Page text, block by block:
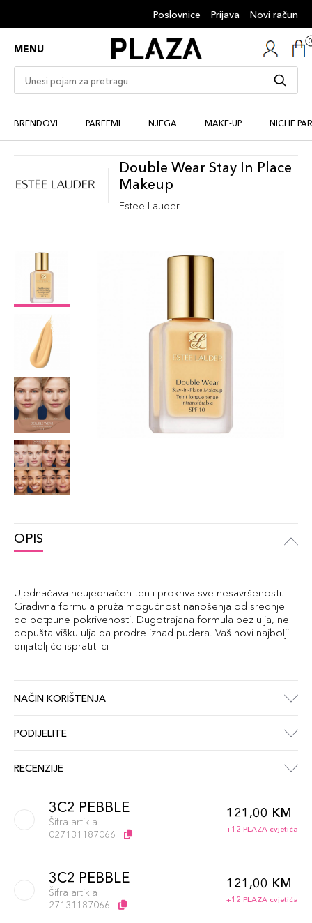
Poslovnice Prijava Novi račun
MENU
BRENDOVI PARFEMI NJEGA MAKE-UP NICHE
Double Wear Stay In Place
Makeup
Estee Lauder
OPIS
Ujednačava neujednačen ten i prokriva sve nesavršenosti.
Gradivna formula pruža mogućnost nanošenja od srednje
do potpune pokrivenosti. Dugotrajana formula bez ulja, ne
dopušta višku ulja da prodre iznad pudera. Vaš novi najbolji
prijatelj će ispratiti ci
NAČIN KORIŠTENJA
PODIJELITE
RECENZIJE
3C2 PEBBLE
Šifra artikla
027131187066
121,00 KM
+12 PLAZA cvjetića
3C2 PEBBLE
Šifra artikla
27131187066
121,00 KM
+12 PLAZA cvjetića